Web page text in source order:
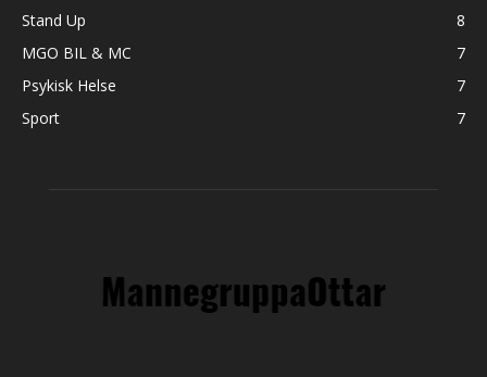
Stand Up
8
MGO BIL & MC
7
Psykisk Helse
7
Sport
7